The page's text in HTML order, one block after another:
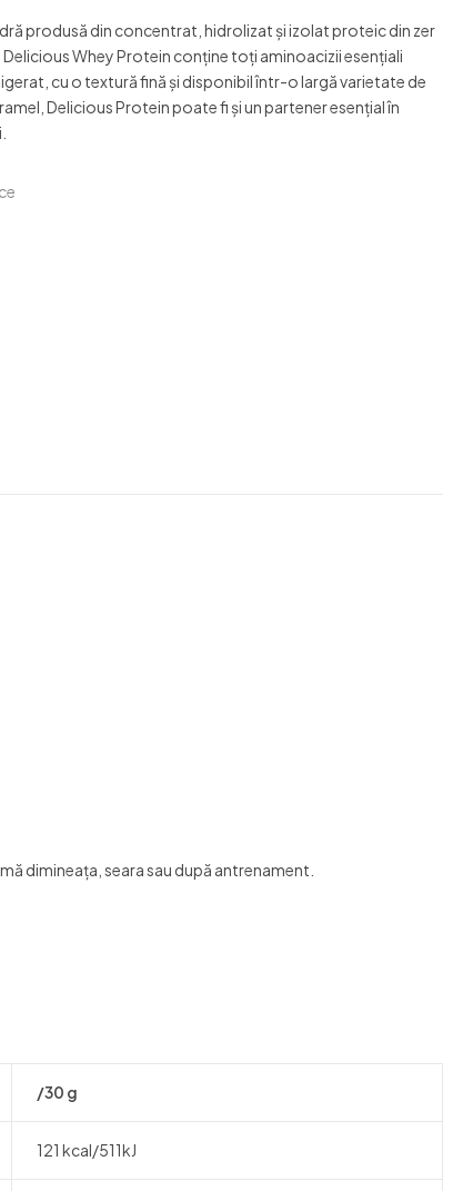
produsă din concentrat, hidrolizat și izolat proteic din zer
Delicious Whey Protein conţine toţi aminoacizii esenţiali
cu o textură fină şi disponibil într-o largă varietate de
Delicious Protein poate fi şi un partener esenţial în
dimineața, seara sau după antrenament.
/30 g
121 kcal/511kJ